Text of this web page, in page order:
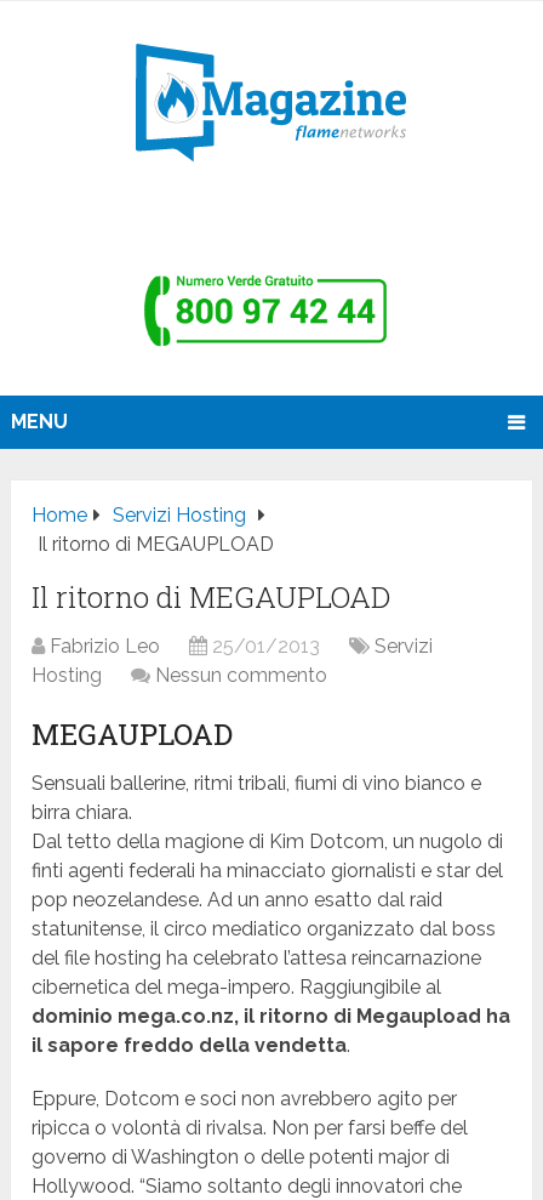
MENU
Home
Servizi Hosting
Il ritorno di MEGAUPLOAD
Il ritorno di MEGAUPLOAD
Fabrizio Leo 25/01/2013
Servizi
Hosting
Nessun commento
MEGAUPLOAD
Sensuali ballerine, ritmi tribali, fiumi di vino bianco e
birra chiara.
Dal tetto della magione di Kim Dotcom, un nugolo di
finti agenti federali ha minacciato giornalisti e star del
pop neozelandese. Ad un anno esatto dal raid
statunitense, il circo mediatico organizzato dal boss
del file hosting ha celebrato l’attesa reincarnazione
cibernetica del mega-impero. Raggiungibile al
dominio mega.co.nz, il ritorno di Megaupload ha
il sapore freddo della vendetta.
Eppure, Dotcom e soci non avrebbero agito per
ripicca o volontà di rivalsa. Non per farsi beffe del
governo di Washington o delle potenti major di
Hollywood. “Siamo soltanto degli innovatori che